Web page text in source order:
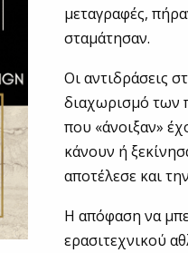
μεταγραφές,
σταμάτησαν.
Οι αντιδράσεις
διαχωρισμό των
που «άνοιξαν»
κάνουν ή
αποτέλεσε και
Η απόφαση να
ερασιτεχνικού